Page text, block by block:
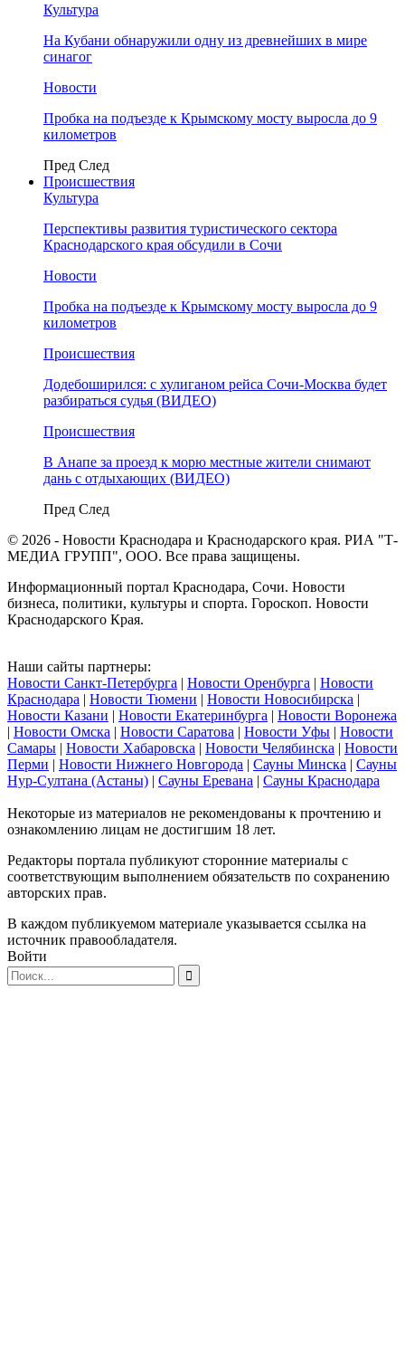
Культура
На Кубани обнаружили одну из древнейших в мире
синагог
Новости
Пробка на подъезде к Крымскому мосту выросла до 9
километров
Пред След
Происшествия
Культура
Перспективы развития туристического сектора
Краснодарского края обсудили в Сочи
Новости
Пробка на подъезде к Крымскому мосту выросла до 9
километров
Происшествия
Додебоширился: с хулиганом рейса Сочи-Москва будет
разбираться судья (ВИДЕО)
Происшествия
В Анапе за проезд к морю местные жители снимают
дань с отдыхающих (ВИДЕО)
Пред След
© 2026 - Новости Краснодара и Краснодарского края. РИА "Т-
МЕДИА ГРУПП", ООО. Все права защищены.
Информационный портал Краснодара, Сочи. Новости
бизнеса, политики, культуры и спорта. Гороскоп. Новости
Краснодарского Края.
Наши сайты партнеры:
Новости Санкт-Петербурга | Новости Оренбурга | Новости
Краснодара | Новости Тюмени | Новости Новосибирска |
Новости Казани | Новости Екатеринбурга | Новости Воронежа
| Новости Омска | Новости Саратова | Новости Уфы | Новости
Самары | Новости Хабаровска | Новости Челябинска | Новости
Перми | Новости Нижнего Новгорода | Сауны Минска | Сауны
Нур-Султана (Астаны) | Сауны Еревана | Сауны Краснодара
Некоторые из материалов не рекомендованы к прочтению и
ознакомлению лицам не достигшим 18 лет.
Редакторы портала публикуют сторонние материалы с
соответствующим выполнением обязательств по сохранению
авторских прав.
В каждом публикуемом материале указывается ссылка на
источник правообладателя.
Войти